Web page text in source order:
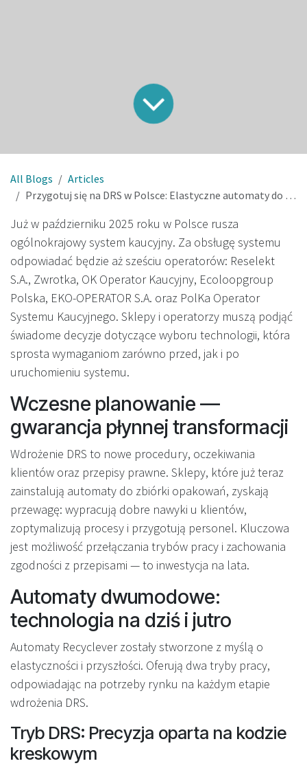
All Blogs
Articles
Przygotuj się na DRS w Polsce: Elastyczne automaty do zbiórki opakowań
Już w październiku 2025 roku w Polsce rusza
ogólnokrajowy system kaucyjny. Za obsługę systemu
odpowiadać będzie aż sześciu operatorów: Reselekt
S.A., Zwrotka, OK Operator Kaucyjny, Ecoloopgroup
Polska, EKO-OPERATOR S.A. oraz PolKa Operator
Systemu Kaucyjnego. Sklepy i operatorzy muszą podjąć
świadome decyzje dotyczące wyboru technologii, która
sprosta wymaganiom zarówno przed, jak i po
uruchomieniu systemu.
Wczesne planowanie —
gwarancja płynnej transformacji
Wdrożenie DRS to nowe procedury, oczekiwania
klientów oraz przepisy prawne. Sklepy, które już teraz
zainstalują automaty do zbiórki opakowań, zyskają
przewagę: wypracują dobre nawyki u klientów,
zoptymalizują procesy i przygotują personel. Kluczowa
jest możliwość przełączania trybów pracy i zachowania
zgodności z przepisami — to inwestycja na lata.
Automaty dwumodowe:
technologia na dziś i jutro
Automaty Recyclever zostały stworzone z myślą o
elastyczności i przyszłości. Oferują dwa tryby pracy,
odpowiadając na potrzeby rynku na każdym etapie
wdrożenia DRS.
Tryb DRS: Precyzja oparta na kodzie
kreskowym